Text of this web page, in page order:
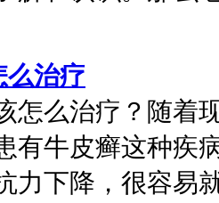
么治疗
怎么治疗？随着
有牛皮癣这种疾
力下降，很容易